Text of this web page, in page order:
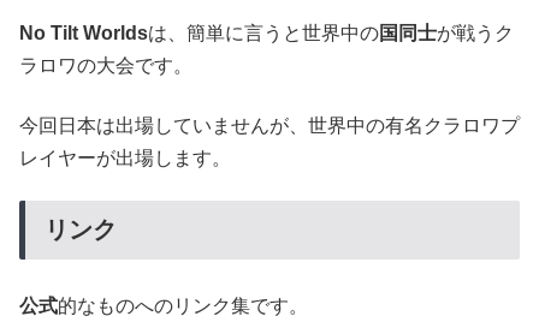
No Tilt Worldsは、簡単に言うと世界中の国同士が戦うク
ラロワの大会です。
今回日本は出場していませんが、世界中の有名クラロワプ
レイヤーが出場します。
リンク
公式的なものへのリンク集です。